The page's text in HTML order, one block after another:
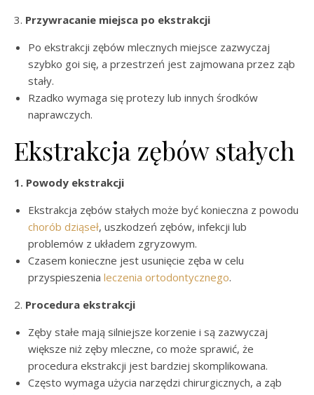
3. Przywracanie miejsca po ekstrakcji
Po ekstrakcji zębów mlecznych miejsce zazwyczaj
szybko goi się, a przestrzeń jest zajmowana przez ząb
stały.
Rzadko wymaga się protezy lub innych środków
naprawczych.
Ekstrakcja zębów stałych
1. Powody ekstrakcji
Ekstrakcja zębów stałych może być konieczna z powodu
chorób dziąseł, uszkodzeń zębów, infekcji lub
problemów z układem zgryzowym.
Czasem konieczne jest usunięcie zęba w celu
przyspieszenia leczenia ortodontycznego.
2. Procedura ekstrakcji
Zęby stałe mają silniejsze korzenie i są zazwyczaj
większe niż zęby mleczne, co może sprawić, że
procedura ekstrakcji jest bardziej skomplikowana.
Często wymaga użycia narzędzi chirurgicznych, a ząb